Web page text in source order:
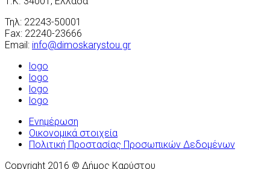
Τηλ: 22243-50001
Fax: 22240-23666
Email: info@dimoskarystou.gr
logo
logo
logo
logo
Ενημέρωση
Οικονομικά στοιχεία
Πολιτική Προστασίας Προσωπικών Δεδομένων
Copyright 2016 © Δήμος Καρύστου